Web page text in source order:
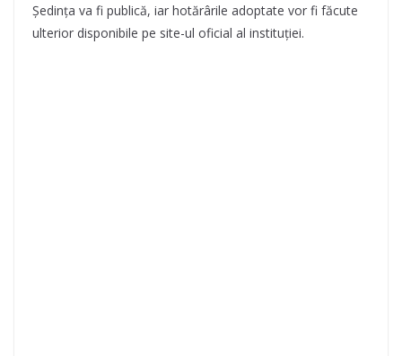
Ședința va fi publică, iar hotărârile adoptate vor fi făcute
ulterior disponibile pe site-ul oficial al instituției.